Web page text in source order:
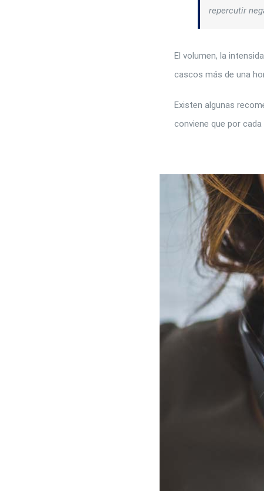
repercutir
El volumen, la
cascos más de una
Existen algunas
conviene que por